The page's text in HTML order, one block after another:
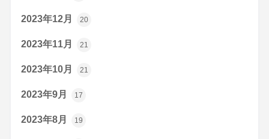
2023年12月 20
2023年11月 21
2023年10月 21
2023年9月 17
2023年8月 19